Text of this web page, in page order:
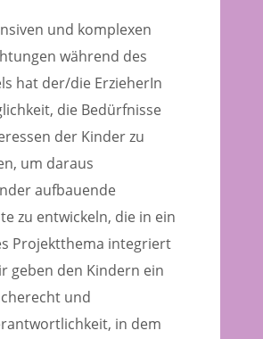
und komplexen
während des
hat der/die ErzieherIn
die Bedürfnisse
der Kinder zu
um daraus
aufbauende
zu entwickeln, die in ein
Projektthema integriert
geben den Kindern ein
und
in dem